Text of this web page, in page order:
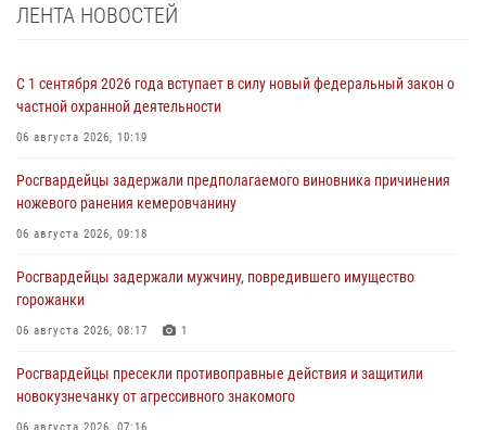
ЛЕНТА НОВОСТЕЙ
С 1 сентября 2026 года вступает в силу новый федеральный закон о
частной охранной деятельности
06 августа 2026, 10:19
Росгвардейцы задержали предполагаемого виновника причинения
ножевого ранения кемеровчанину
06 августа 2026, 09:18
Росгвардейцы задержали мужчину, повредившего имущество
горожанки
06 августа 2026, 08:17 1
Росгвардейцы пресекли противоправные действия и защитили
новокузнечанку от агрессивного знакомого
06 августа 2026, 07:16